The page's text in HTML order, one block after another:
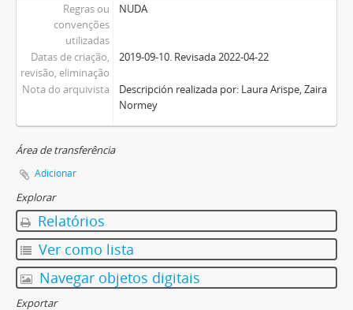
Regras ou
convenções
utilizadas
NUDA
Datas de criação,
revisão, eliminação
2019-09-10. Revisada 2022-04-22
Nota do arquivista
Descripción realizada por: Laura Arispe, Zaira
Normey
Área de transferência
Adicionar
Explorar
Relatórios
Ver como lista
Navegar objetos digitais
Exportar